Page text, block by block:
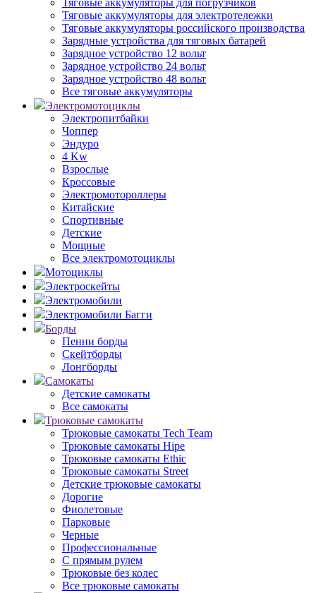
Тяговые аккумуляторы для погрузчиков
Тяговые аккумуляторы для электротележки
Тяговые аккумуляторы российского производства
Зарядные устройства для тяговых батарей
Зарядное устройство 12 вольт
Зарядное устройство 24 вольт
Зарядное устройство 48 вольт
Все тяговые аккумуляторы
Электромотоциклы
Электропитбайки
Чоппер
Эндуро
4 Kw
Взрослые
Кроссовые
Электромотороллеры
Китайские
Спортивные
Детские
Мощные
Все электромотоциклы
Мотоциклы
Электроскейты
Электромобили
Электромобили Багги
Борды
Пенни борды
Скейтборды
Лонгборды
Самокаты
Детские самокаты
Все самокаты
Трюковые самокаты
Трюковые самокаты Tech Team
Трюковые самокаты Hipe
Трюковые самокаты Ethic
Трюковые самокаты Street
Детские трюковые самокаты
Дорогие
Фиолетовые
Парковые
Черные
Профессиональные
С прямым рулем
Трюковые без колес
Все трюковые самокаты